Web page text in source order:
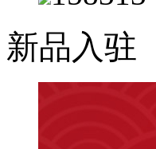
新品入驻